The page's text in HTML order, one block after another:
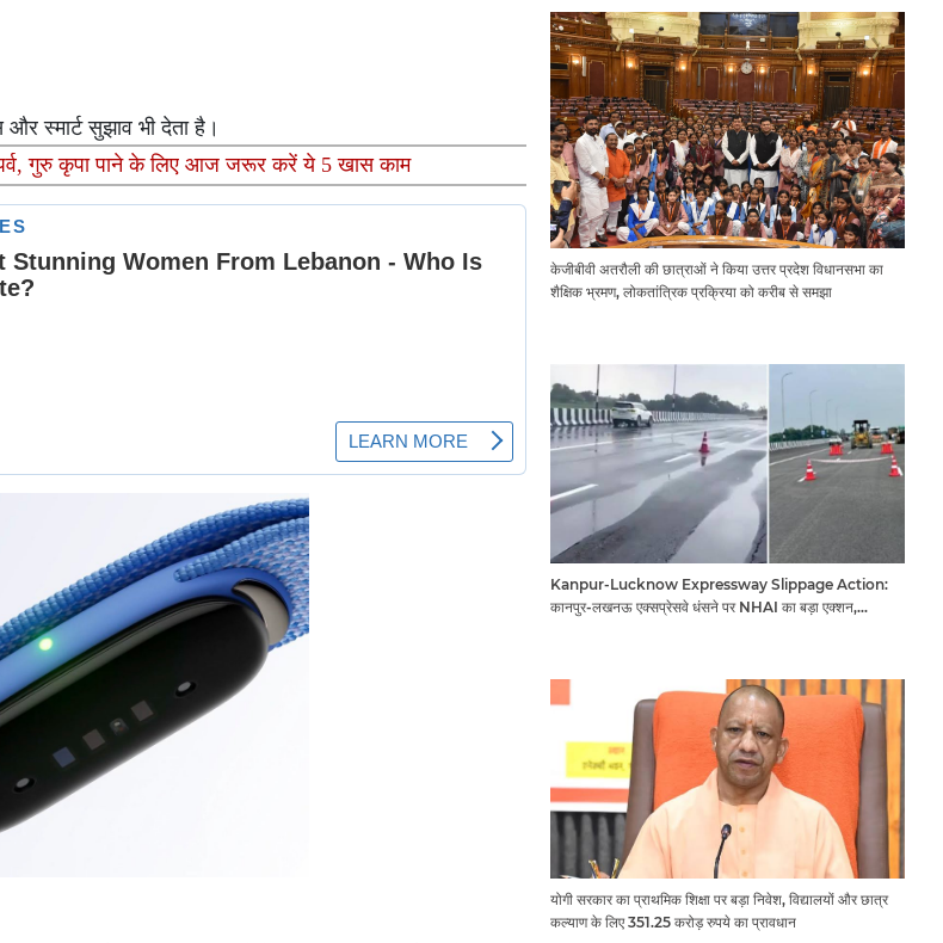
स्मार्ट सुझाव भी देता है।
पर्व, गुरु कृपा पाने के लिए आज जरूर करें ये 5 खास काम
केजीबीवी अतरौली की छात्राओं ने किया उत्तर प्रदेश विधानसभा का
शैक्षिक भ्रमण, लोकतांत्रिक प्रक्रिया को करीब से समझा
Kanpur-Lucknow Expressway Slippage Action:
कानपुर-लखनऊ एक्सप्रेसवे धंसने पर NHAI का बड़ा एक्शन,
योगी सरकार का प्राथमिक शिक्षा पर बड़ा निवेश, विद्यालयों और छात्र
कल्याण के लिए 351.25 करोड़ रुपये का प्रावधान